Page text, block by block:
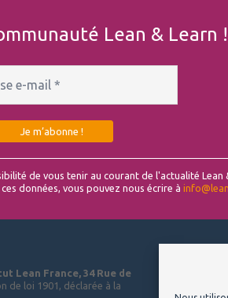
Lean & Learn !
de vous tenir au courant de l'actualité Lean
données, vous pouvez nous écrire à
Lean France, 34 Rue de
de loi 1901, déclarée à la